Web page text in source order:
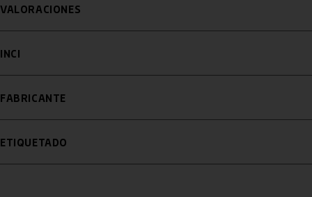
VALORACIONES
INCI
FABRICANTE
ETIQUETADO